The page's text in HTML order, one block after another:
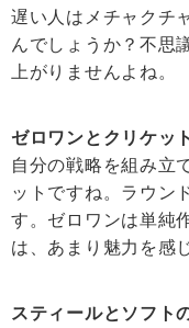
遅い人はメチャクチ
んでしょうか？不思
上がりませんよね。
ゼロワンとクリケッ
自分の戦略を組み立
ットですね。ラウン
す。ゼロワンは単純
は、あまり魅力を感
スティールとソフト